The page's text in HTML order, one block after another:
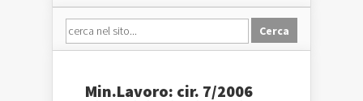
Min.Lavoro: cir. 7/2006